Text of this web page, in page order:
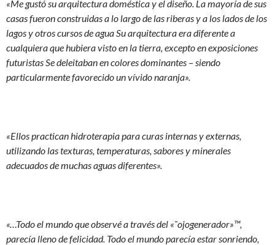
«Me gustó su arquitectura doméstica y el diseño. La mayoría de sus
casas fueron construidas a lo largo de las riberas y a los lados de los
lagos y otros cursos de agua Su arquitectura era diferente a
cualquiera que hubiera visto en la tierra, excepto en exposiciones
futuristas Se deleitaban en colores dominantes – siendo
particularmente favorecido un vívido naranja».
«Ellos practican hidroterapia para curas internas y externas,
utilizando las texturas, temperaturas, sabores y minerales
adecuados de muchas aguas diferentes».
«…Todo el mundo que observé a través del «˜ojogenerador»™,
parecía lleno de felicidad. Todo el mundo parecía estar sonriendo,